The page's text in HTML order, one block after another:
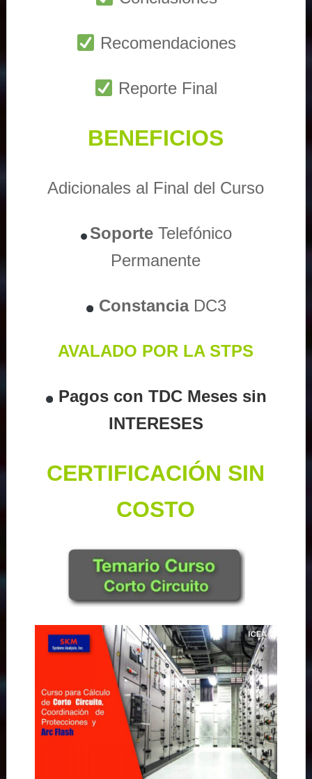
Recomendaciones
Reporte Final
BENEFICIOS
Adicionales al Final del Curso
Soporte Telefónico
Permanente
ConstanciaDC3
AVALADO POR LA STPS
Pagos con TDC Meses sin
INTERESES
CERTIFICACIÓN SIN
COSTO